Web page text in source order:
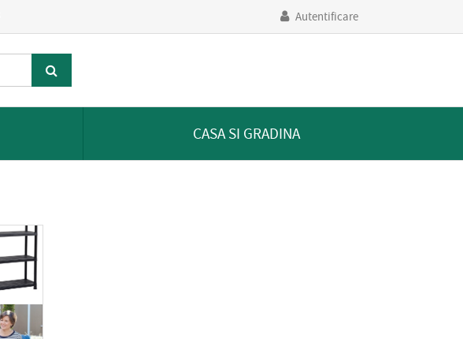
Autentificare
CASA SI GRADINA